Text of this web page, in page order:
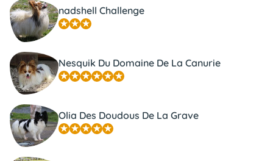
nadshell Challenge
Nesquik Du Domaine De La Canurie
Olia Des Doudous De La Grave